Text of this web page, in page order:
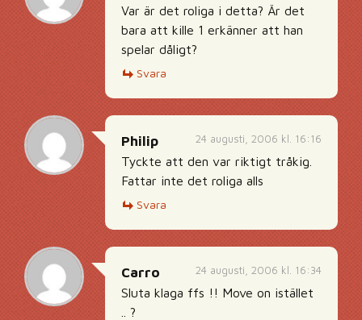
Var är det roliga i detta? Är det
bara att kille 1 erkänner att han
spelar dåligt?
Svara
24 augusti, 2006 kl. 16:16
Philip
Tyckte att den var riktigt tråkig.
Fattar inte det roliga alls
Svara
24 augusti, 2006 kl. 16:34
Carro
Sluta klaga ffs !! Move on istället
.. ?